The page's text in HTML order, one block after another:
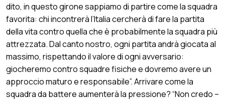
dito, in questo girone sappiamo di partire come la squadra
favorita: chi incontrerà l’Italia cercherà di fare la partita
della vita contro quella che è probabilmente la squadra più
attrezzata. Dal canto nostro, ogni partita andrà giocata al
massimo, rispettando il valore di ogni avversario:
giocheremo contro squadre fisiche e dovremo avere un
approccio maturo e responsabile”. Arrivare come la
squadra da battere aumenterà la pressione? “Non credo –